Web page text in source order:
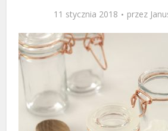
11 stycznia 2018 przez